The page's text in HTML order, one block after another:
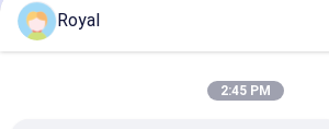
แนะนำผลิตภัณฑ์
Royal
2:45 PM